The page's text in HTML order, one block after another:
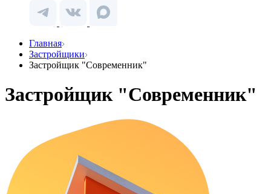
Главная
Застройщики
Застройщик "Современник"
Застройщик "Современник"